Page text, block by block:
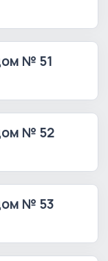
№ 51
№ 52
№ 53